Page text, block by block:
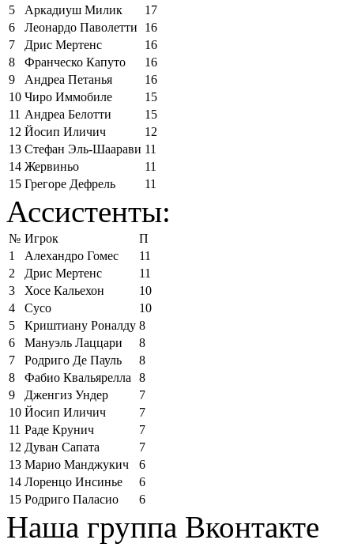
5
Аркадиуш Милик
17
6
Леонардо Паволетти
16
7
Дрис Мертенс
16
8
Франческо Капуто
16
9
Андреа Петанья
16
10 Чиро Иммобиле
15
11 Андреа Белотти
15
12 Йосип Иличич
12
13 Стефан Эль-Шаарави 11
14 Жервиньо
11
15 Грегоре Дефрель 11
Ассистенты:
№ Игрок
П
1
Алехандро Гомес
11
2
Дрис Мертенс
11
3
Хосе Кальехон
10
4
Сусо
10
5
Криштиану Роналду 8
6
Мануэль Лаццари
8
7
Родриго Де Пауль
8
8
Фабио Квальярелла
8
9
Дженгиз Ундер
7
10 Йосип Иличич
7
11 Раде Крунич
7
12 Дуван Сапата
7
13 Марио Манджукич
6
14 Лоренцо Инсинье
6
15 Родриго Паласио 6
Наша группа Вконтакте